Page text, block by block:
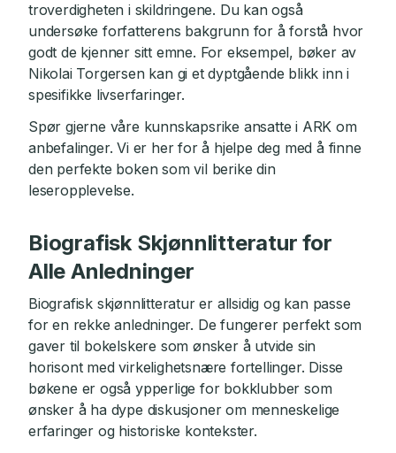
troverdigheten i skildringene. Du kan også
undersøke forfatterens bakgrunn for å forstå hvor
godt de kjenner sitt emne. For eksempel, bøker av
Nikolai Torgersen kan gi et dyptgående blikk inn i
spesifikke livserfaringer.
Spør gjerne våre kunnskapsrike ansatte i ARK om
anbefalinger. Vi er her for å hjelpe deg med å finne
den perfekte boken som vil berike din
leseropplevelse.
Biografisk Skjønnlitteratur for
Alle Anledninger
Biografisk skjønnlitteratur er allsidig og kan passe
for en rekke anledninger. De fungerer perfekt som
gaver til bokelskere som ønsker å utvide sin
horisont med virkelighetsnære fortellinger. Disse
bøkene er også ypperlige for bokklubber som
ønsker å ha dype diskusjoner om menneskelige
erfaringer og historiske kontekster.